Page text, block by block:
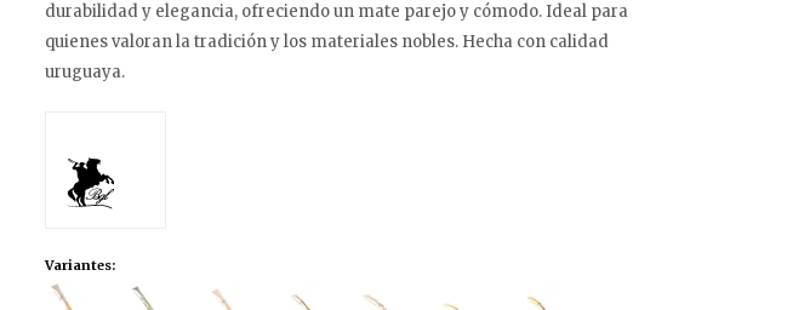
durabilidad y elegancia, ofreciendo un mate parejo y cómodo. Ideal para
quienes valoran la tradición y los materiales nobles. Hecha con calidad
uruguaya.
Variantes: